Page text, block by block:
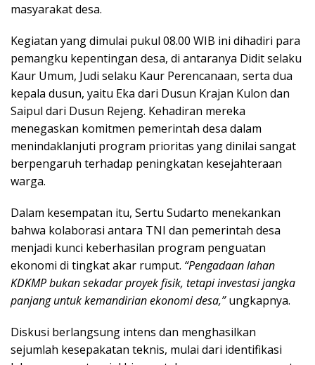
masyarakat desa.
Kegiatan yang dimulai pukul 08.00 WIB ini dihadiri para
pemangku kepentingan desa, di antaranya Didit selaku
Kaur Umum, Judi selaku Kaur Perencanaan, serta dua
kepala dusun, yaitu Eka dari Dusun Krajan Kulon dan
Saipul dari Dusun Rejeng. Kehadiran mereka
menegaskan komitmen pemerintah desa dalam
menindaklanjuti program prioritas yang dinilai sangat
berpengaruh terhadap peningkatan kesejahteraan
warga.
Dalam kesempatan itu, Sertu Sudarto menekankan
bahwa kolaborasi antara TNI dan pemerintah desa
menjadi kunci keberhasilan program penguatan
ekonomi di tingkat akar rumput. “Pengadaan lahan
KDKMP bukan sekadar proyek fisik, tetapi investasi jangka
panjang untuk kemandirian ekonomi desa,”ungkapnya.
Diskusi berlangsung intens dan menghasilkan
sejumlah kesepakatan teknis, mulai dari identifikasi